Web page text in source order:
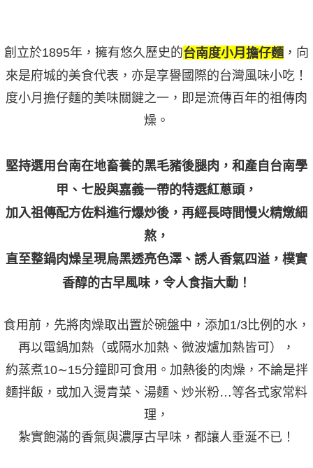
創立於1895年，擁有悠久歷史的台南度小月擔仔麵 ，向
來是府城的美食代表，亦是享譽國際的台灣風味小吃！
度小月擔仔麵的美味關鍵之一，即是流傳百年的祖傳肉
燥。
堅持選用台南在地畜養的黑毛豬後腿肉，和產自台南學
甲、七股與嘉義一帶的特選紅蔥頭，
加入祖傳配方佐料進行爆炒後，再經長時間慢火精燉細
熬，
直至整鍋肉燥呈現烏黑透亮色澤、誘人香氣四溢，樸實
香醇的古早風味，令人食指大動！
食用前，先將肉燥取出置於碗盤中，添加1/3比例的水，
再以電鍋加熱（或隔水加熱、微波爐加熱皆可），
約蒸煮10∼15分鐘即可食用。加熱後的肉燥，不論是拌
麵拌飯，或加入燙青菜、湯麵、炒米粉…等各式家常料
理，
紮實飽滿的香氣與濃厚古早味，都讓人垂涎不已！